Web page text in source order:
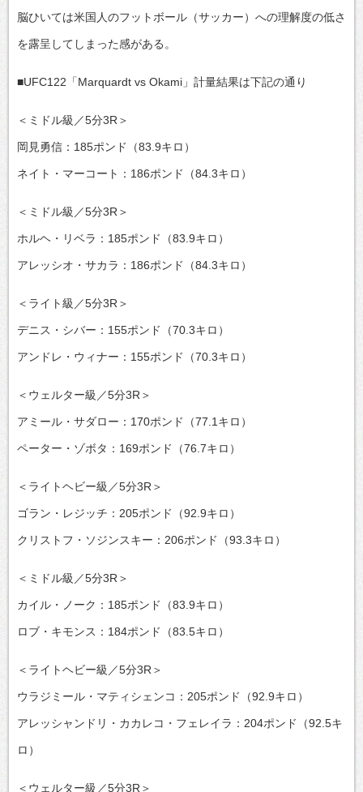
脳ひいては米国人のフットボール（サッカー）への理解度の低さ
を露呈してしまった感がある。
■UFC122「Marquardt vs Okami」計量結果は下記の通り
＜ミドル級／5分3R＞
岡見勇信：185ポンド（83.9キロ）
ネイト・マーコート：186ポンド（84.3キロ）
＜ミドル級／5分3R＞
ホルヘ・リベラ：185ポンド（83.9キロ）
アレッシオ・サカラ：186ポンド（84.3キロ）
＜ライト級／5分3R＞
デニス・シバー：155ポンド（70.3キロ）
アンドレ・ウィナー：155ポンド（70.3キロ）
＜ウェルター級／5分3R＞
アミール・サダロー：170ポンド（77.1キロ）
ペーター・ゾボタ：169ポンド（76.7キロ）
＜ライトヘビー級／5分3R＞
ゴラン・レジッチ：205ポンド（92.9キロ）
クリストフ・ソジンスキー：206ポンド（93.3キロ）
＜ミドル級／5分3R＞
カイル・ノーク：185ポンド（83.9キロ）
ロブ・キモンス：184ポンド（83.5キロ）
＜ライトヘビー級／5分3R＞
ウラジミール・マティシェンコ：205ポンド（92.9キロ）
アレッシャンドリ・カカレコ・フェレイラ：204ポンド（92.5キ
ロ）
＜ウェルター級／5分3R＞